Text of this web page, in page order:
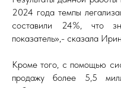
2024 года темпы
составили 24%, что
показатель»,- сказала
Кроме того, с помощью
продажу более 5,5